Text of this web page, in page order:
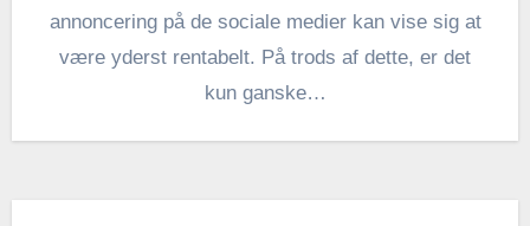
annoncering på de sociale medier kan vise sig at
være yderst rentabelt. På trods af dette, er det
kun ganske…